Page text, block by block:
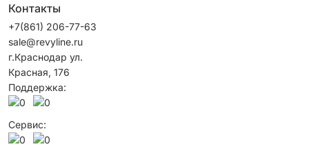
Контакты
+7(861) 206-77-63
sale@revyline.ru
г.Краснодар ул.
Красная, 176
Поддержка:
Сервис: